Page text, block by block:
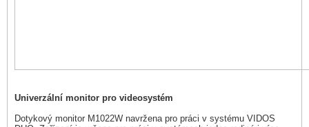
Univerzální monitor pro videosystém
Dotykový monitor M1022W navržena pro práci v systému VIDOS